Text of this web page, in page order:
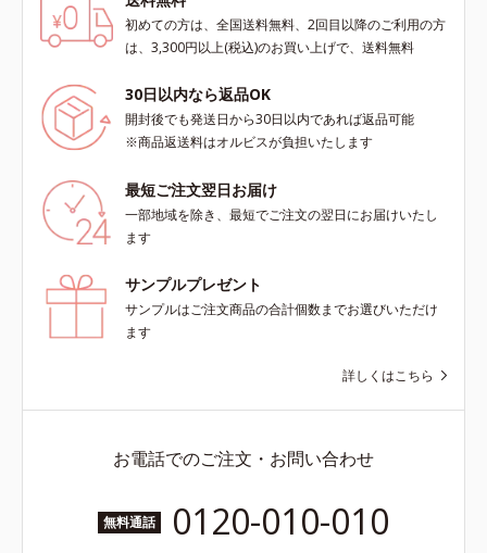
初めての方は、全国送料無料、2回目以降のご利用の方
は、3,300円以上(税込)のお買い上げで、送料無料
30日以内なら返品OK
開封後でも発送日から30日以内であれば返品可能
※商品返送料はオルビスが負担いたします
最短ご注文翌日お届け
一部地域を除き、最短でご注文の翌日にお届けいたし
ます
サンプルプレゼント
サンプルはご注文商品の合計個数までお選びいただけ
ます
詳しくはこちら
お電話でのご注文・お問い合わせ
無料通話 0120-010-010